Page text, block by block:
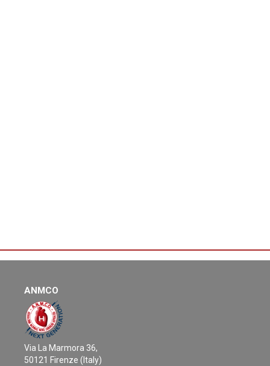
ANMCO
Via La Marmora 36,
50121 Firenze (Italy)